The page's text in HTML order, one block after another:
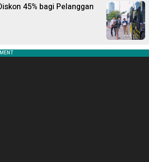
45% bagi Pelanggan